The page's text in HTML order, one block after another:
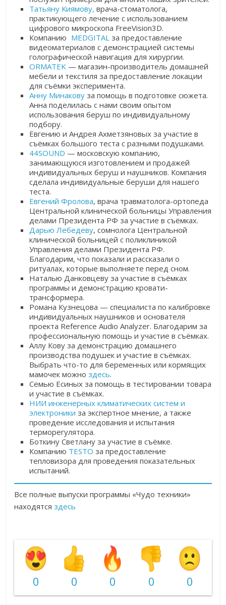
Татьяну Киямову, врача-стоматолога,
практикующего лечение с использованием
цифрового микроскопа FreeVision3D.
Компанию MEDGITAL за предоставление
видеоматериалов с демонстрацией системы
голографической навигация для хирургии.
ORMATEK — магазин-производитель домашней
мебели и текстиля за предоставление локации
для съёмки эксперимента.
Анну Минакову за помощь в подготовке сюжета.
Анна поделилась с нами своим опытом
использования беруш по индивидуальному
подбору.
Евгению и Андрея Ахметзяновых за участие в
съёмках большого теста с разными подушками.
44SOUND — московскую компанию,
занимающуюся изготовлением и продажей
индивидуальных беруш и наушников. Компания
сделала индивидуальные беруши для нашего
теста.
Евгений Фролова, врача травматолога-ортопеда
Центральной клинической больницы Управления
делами Президента РФ за участие в съёмках.
Дарью Лебедеву, сомнолога Центральной
клинической больницей с поликлиникой
Управления делами Президента РФ.
Благодарим, что показали и рассказали о
ритуалах, которые выполняете перед сном.
Наталью Данковцеву за участие в съёмках
программы и демонстрацию кровати-
трансформера.
Романа Кузнецова — специалиста по калибровке
индивидуальных наушников и основателя
проекта Reference Audio Analyzer. Благодарим за
профессиональную помощь и участие в съёмках.
Аллу Кову за демонстрацию домашнего
производства подушек и участие в съёмках.
Выбрать что-то для беременных или кормящих
мамочек можноздесь.
Семью Есиных за помощь в тестировании товара
и участие в съёмках.
НИИ инженерных климатических систем и
электроники за экспертное мнение, а также
проведение исследования и испытания
терморегулятора.
Боткину Светлану за участие в съёмке.
Компанию TESTO за предоставление
тепловизора для проведения показательных
испытаний.
Все полные выпуски программы «Чудо техники»
находятсяздесь
0 0 0 0 0